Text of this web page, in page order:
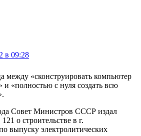
в 09:28
между «сконструировать компьютер
и «полностью с нуля создать всю
Совет Министров СССР издал
о строительстве в г.
выпуску электролитических